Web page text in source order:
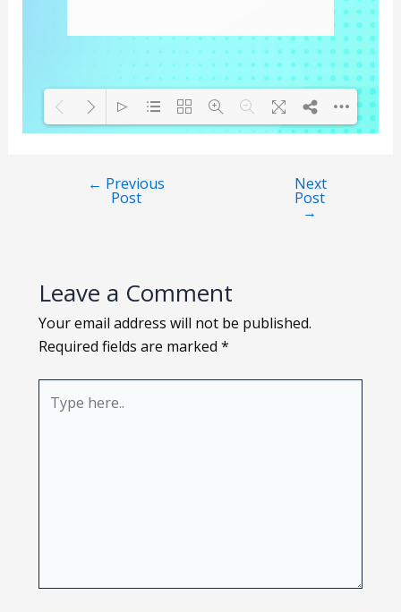
← Previous
Post
Next
Post
→
Leave a Comment
Your email address will not be published.
Required fields are marked *
here..